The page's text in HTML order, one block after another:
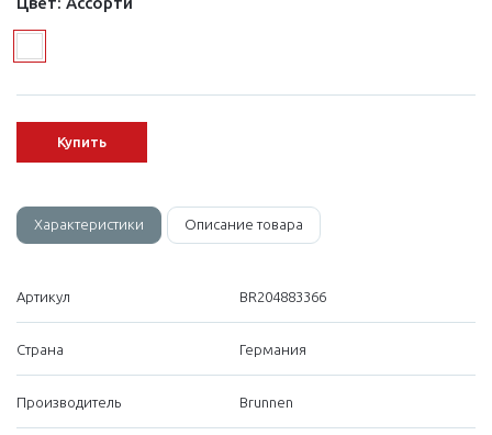
Купить
Характеристики Описание товара
Артикул BR204883366
Страна Германия
Производитель Brunnen